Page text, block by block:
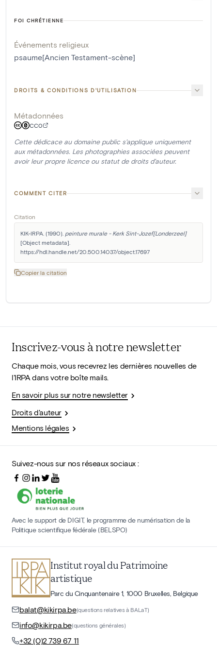
FOI CHRÉTIENNE
Événements religieux
psaume[Ancien Testament-scène]
DROITS & CONDITIONS D'UTILISATION
Métadonnées
CC0
Cette dédicace au domaine public s'applique uniquement
aux métadonnées. Les photographies associées peuvent
avoir leur propre licence ou statut de droits d'auteur.
COMMENT CITER
Citation
KIK-IRPA. (1990). peinture murale - Kerk Sint-Jozef[Londerzeel]
[Object metadata].
https://hdl.handle.net/20.500.14037/object.17697
Copier la citation
Inscrivez-vous à notre newsletter
Chaque mois, vous recevrez les dernières nouvelles de
l'IRPA dans votre boîte mails.
En savoir plus sur notre newsletter
Droits d'auteur
Mentions légales
Suivez-nous sur nos réseaux sociaux :
Avec le support de DIGIT, le programme de numérisation de la
Politique scientifique fédérale (BELSPO)
Institut royal du Patrimoine
artistique
Parc du Cinquantenaire 1, 1000 Bruxelles, Belgique
balat@kikirpa.be(questions relatives à BALaT)
info@kikirpa.be(questions générales)
+32 (0)2 739 67 11